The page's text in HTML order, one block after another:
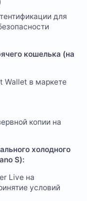
для
кошелька (на
Wallet в маркете
копии на
холодного
S):
Live на
условий